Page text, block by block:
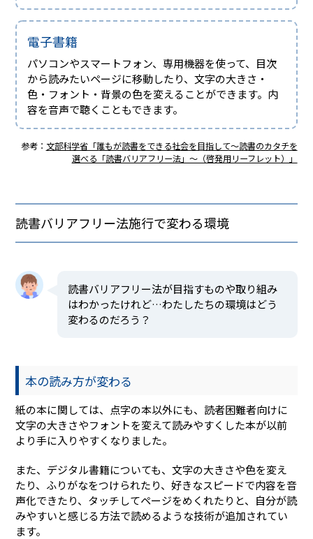
電子書籍
パソコンやスマートフォン、専用機器を使って、目次
から読みたいページに移動したり、文字の大きさ・
色・フォント・背景の色を変えることができます。内
容を音声で聴くこともできます。
参考： 文部科学省「誰もが読書をできる社会を目指して～読書のカタチを
選べる「読書バリアフリー法」～（啓発用リーフレット）」
読書バリアフリー法施行で変わる環境
読書バリアフリー法が目指すものや取り組み
はわかったけれど…わたしたちの環境はどう
変わるのだろう？
本の読み方が変わる
紙の本に関しては、点字の本以外にも、読者困難者向けに
文字の大きさやフォントを変えて読みやすくした本が以前
より手に入りやすくなりました。
また、デジタル書籍についても、文字の大きさや色を変え
たり、ふりがなをつけられたり、好きなスピードで内容を音
声化できたり、タッチしてページをめくれたりと、自分が読
みやすいと感じる方法で読めるような技術が追加されてい
ます。